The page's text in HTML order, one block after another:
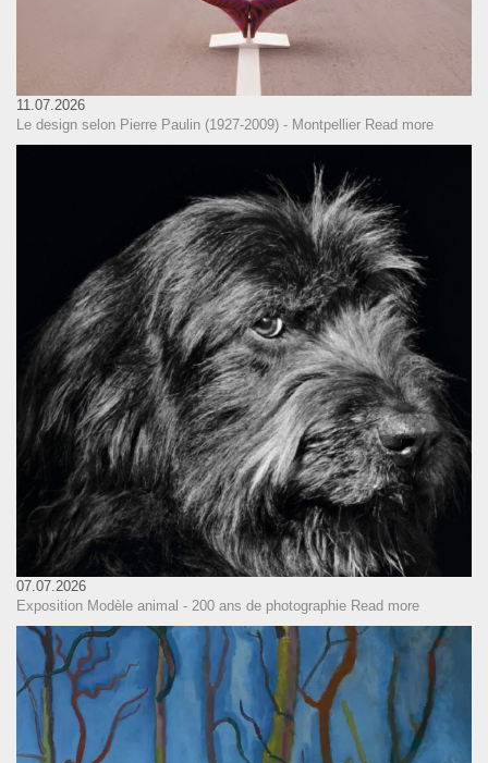
11.07.2026
Le design selon Pierre Paulin (1927-2009) - Montpellier Read more
07.07.2026
Exposition Modèle animal - 200 ans de photographie Read more